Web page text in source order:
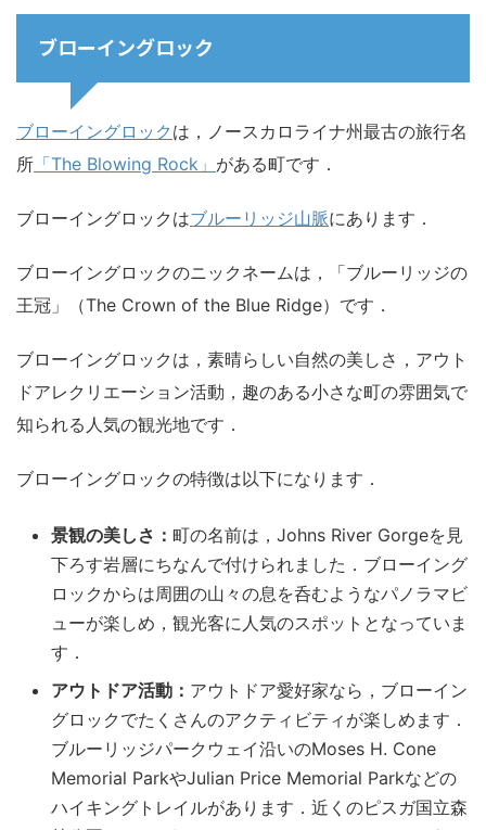
ブローイングロック
ブローイングロック は，ノースカロライナ州最古の旅行名
所 「The Blowing Rock」 がある町です．
ブローイングロックはブルーリッジ山脈にあります．
ブローイングロックのニックネームは，「ブルーリッジの
王冠」（The Crown of the Blue Ridge）です．
ブローイングロックは，素晴らしい自然の美しさ，アウト
ドアレクリエーション活動，趣のある小さな町の雰囲気で
知られる人気の観光地です．
ブローイングロックの特徴は以下になります．
景観の美しさ： 町の名前は，Johns River Gorgeを見
下ろす岩層にちなんで付けられました．ブローイング
ロックからは周囲の山々の息を呑むようなパノラマビ
ューが楽しめ，観光客に人気のスポットとなっていま
す．
アウトドア活動： アウトドア愛好家なら，ブローイン
グロックでたくさんのアクティビティが楽しめます．
ブルーリッジパークウェイ沿いのMoses H. Cone
Memorial ParkやJulian Price Memorial Parkなどの
ハイキングトレイルがあります．近くのピスガ国立森